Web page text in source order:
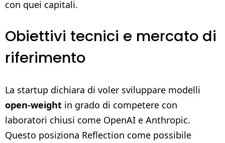
con quei capitali.
Obiettivi tecnici e mercato di
riferimento
La startup dichiara di voler sviluppare modelli
open-weight in grado di competere con
laboratori chiusi come OpenAI e Anthropic.
Questo posiziona Reflection come possibile